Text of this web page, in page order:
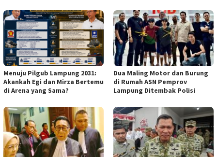
Menuju Pilgub Lampung 2031:
Akankah Egi dan Mirza Bertemu
di Arena yang Sama?
Dua Maling Motor dan Burung
di Rumah ASN Pemprov
Lampung Ditembak Polisi